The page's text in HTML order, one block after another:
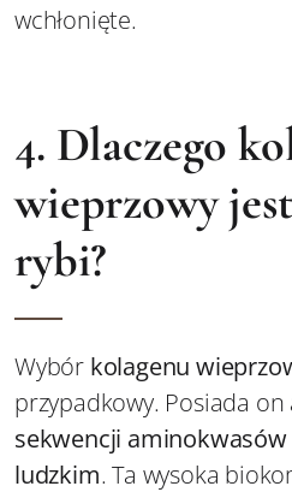
wchłonięte.
4. Dlaczego
wieprzowy
rybi?
Wybór kolagenu
przypadkowy. Posiada on
sekwencji aminokwasów
ludzkim. Ta wysoka